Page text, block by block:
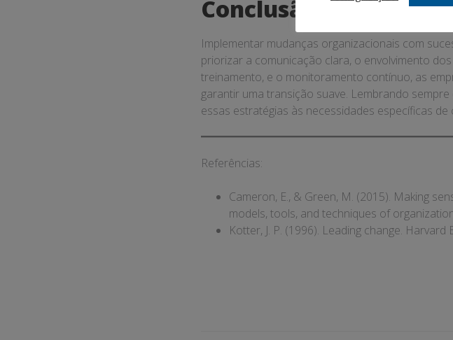
Conclusão
Implementar mudanças organizacionais com
priorizar a comunicação clara, o envolvimento
treinamento, e o monitoramento contínuo, as
garantir uma transição suave. Lembrando
essas estratégias às necessidades específicas de
Referências:
Cameron, E., & Green, M. (2015). Making
models, tools, and techniques of
Kotter, J. P. (1996). Leading change. Harvard